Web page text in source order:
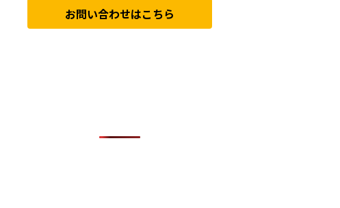
お問い合わせはこちら